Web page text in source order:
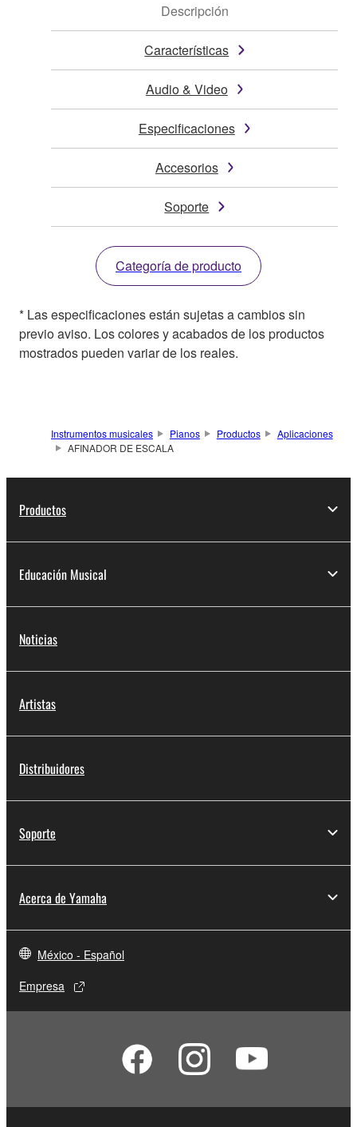
Descripción
Características
Audio & Video
Especificaciones
Accesorios
Soporte
Categoría de producto
* Las especificaciones están sujetas a cambios sin
previo aviso. Los colores y acabados de los productos
mostrados pueden variar de los reales.
Instrumentos musicales Pianos Productos
Aplicaciones
AFINADOR DE ESCALA
Productos
Educación Musical
Noticias
Artistas
Distribuidores
Soporte
Acerca de Yamaha
México - Español
Empresa